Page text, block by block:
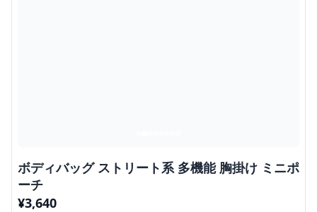
ボディバッグ ストリート系 多機能 胸掛け ミニポ
ーチ
¥3,640